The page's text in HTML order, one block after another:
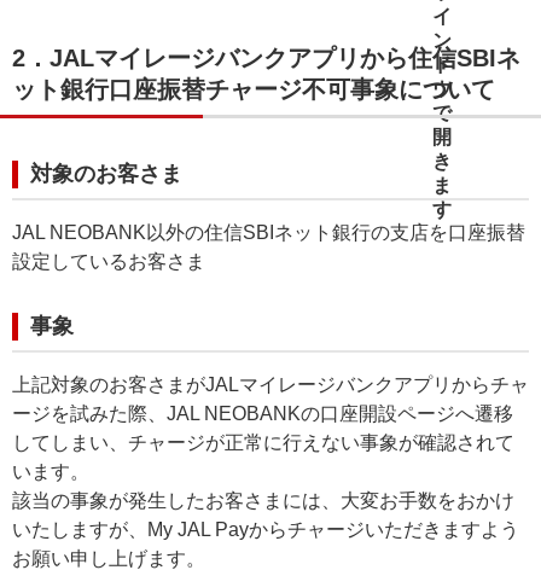
2．JALマイレージバンクアプリから住信SBIネ
ット銀行口座振替チャージ不可事象について
対象のお客さま
JAL NEOBANK以外の住信SBIネット銀行の支店を口座振替
設定しているお客さま
事象
上記対象のお客さまがJALマイレージバンクアプリからチャ
ージを試みた際、JAL NEOBANKの口座開設ページへ遷移
してしまい、チャージが正常に行えない事象が確認されて
います。
該当の事象が発生したお客さまには、大変お手数をおかけ
いたしますが、My JAL Payからチャージいただきますよう
お願い申し上げます。